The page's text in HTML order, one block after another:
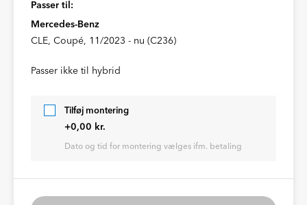
Passer til:
Mercedes-Benz
CLE, Coupé, 11/2023 - nu (C236)
Passer ikke til hybrid
Tilføj montering
+0,00 kr.
Dato og tid for montering vælges ifm. betaling